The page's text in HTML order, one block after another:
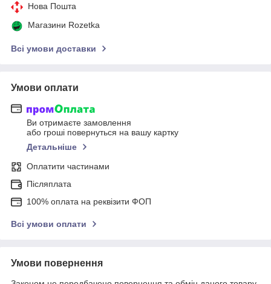
Нова Пошта
Магазини Rozetka
Всі умови доставки
Умови оплати
Ви отримаєте замовлення
або гроші повернуться на вашу картку
Детальніше
Оплатити частинами
Післяплата
100% оплата на реквізити ФОП
Всі умови оплати
Умови повернення